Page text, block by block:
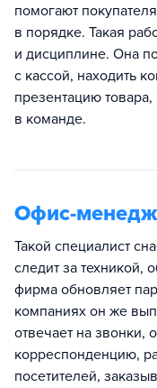
помогают
в порядке. Такая
и дисциплине. Она
с кассой, находить
презентацию
в команде.
Офис-
Такой специалист
следит за техникой,
фирма обновляет
компаниях он же
отвечает на звонки,
корреспонденцию,
посетителей,